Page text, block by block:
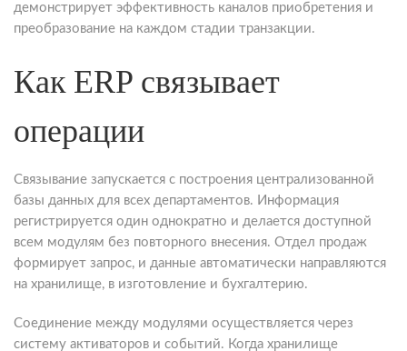
демонстрирует эффективность каналов приобретения и
преобразование на каждом стадии транзакции.
Как ERP связывает
операции
Связывание запускается с построения централизованной
базы данных для всех департаментов. Информация
регистрируется один однократно и делается доступной
всем модулям без повторного внесения. Отдел продаж
формирует запрос, и данные автоматически направляются
на хранилище, в изготовление и бухгалтерию.
Соединение между модулями осуществляется через
систему активаторов и событий. Когда хранилище